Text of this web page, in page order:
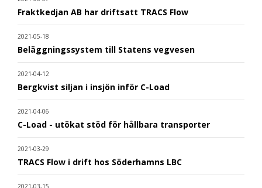
Fraktkedjan AB har driftsatt TRACS Flow
2021-05-18
Beläggningssystem till Statens vegvesen
2021-04-12
Bergkvist siljan i insjön inför C-Load
2021-04-06
C-Load - utökat stöd för hållbara transporter
2021-03-29
TRACS Flow i drift hos Söderhamns LBC
2021-03-15